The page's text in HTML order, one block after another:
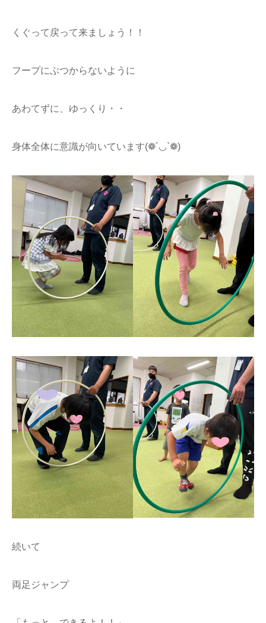
くぐって戻って来ましょう！！
フープにぶつからないように
あわてずに、ゆっくり・・
身体全体に意識が向いています(❁´◡`❁)
続いて
両足ジャンプ